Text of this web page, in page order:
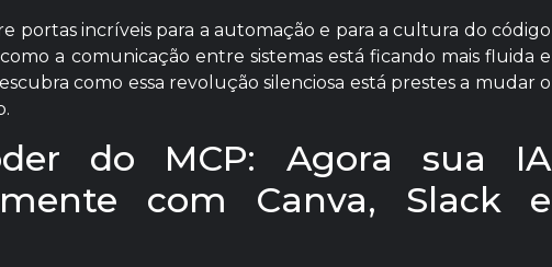
portas incríveis para a automação e para a cultura do código
a comunicação entre sistemas está ficando mais fluida e
como essa revolução silenciosa está prestes a mudar o
do MCP: Agora sua IA
com Canva, Slack e